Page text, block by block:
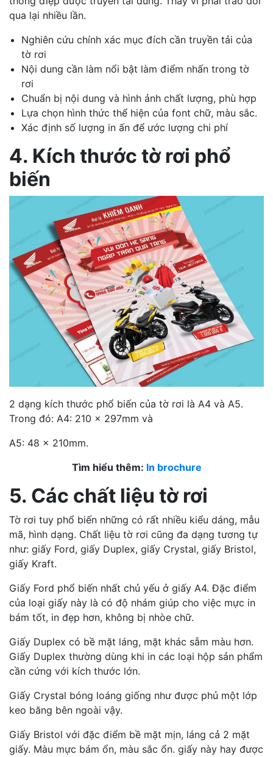
qua lại nhiều lần.
Nghiên cứu chính xác mục đích cần truyền tải của
tờ rơi
Nội dung cần làm nổi bật làm điểm nhấn trong tờ
rơi
Chuẩn bị nội dung và hình ảnh chất lượng, phù hợp
Lựa chọn hình thức thể hiện của font chữ, màu sắc.
Xác định số lượng in ấn để ước lượng chi phí
4. Kích thước tờ rơi phổ
biến
2 dạng kích thước phổ biến của tờ rơi là A4 và A5.
Trong đó: A4: 210 x 297mm và
A5: 48 x 210mm.
Tìm hiểu thêm: In brochure
5. Các chất liệu tờ rơi
Tờ rơi tuy phổ biến những có rất nhiều kiểu dáng, mẫu
mã, hình dạng. Chất liệu tờ rơi cũng đa dạng tương tự
như: giấy Ford, giấy Duplex, giấy Crystal, giấy Bristol,
giấy Kraft.
Giấy Ford phổ biến nhất chủ yếu ở giấy A4. Đặc điểm
của loại giấy này là có độ nhám giúp cho việc mực in
bám tốt, in đẹp hơn, không bị nhòe chữ.
Giấy Duplex có bề mặt láng, mặt khác sẫm màu hơn.
Giấy Duplex thường dùng khi in các loại hộp sản phẩm
cần cứng với kích thước lớn.
Giấy Crystal bóng loáng giống như được phủ một lớp
keo băng bên ngoài vậy.
Giấy Bristol với đặc điểm bề mặt mịn, láng cả 2 mặt
giấy. Màu mực bám ổn, màu sắc ổn. giấy này hay được